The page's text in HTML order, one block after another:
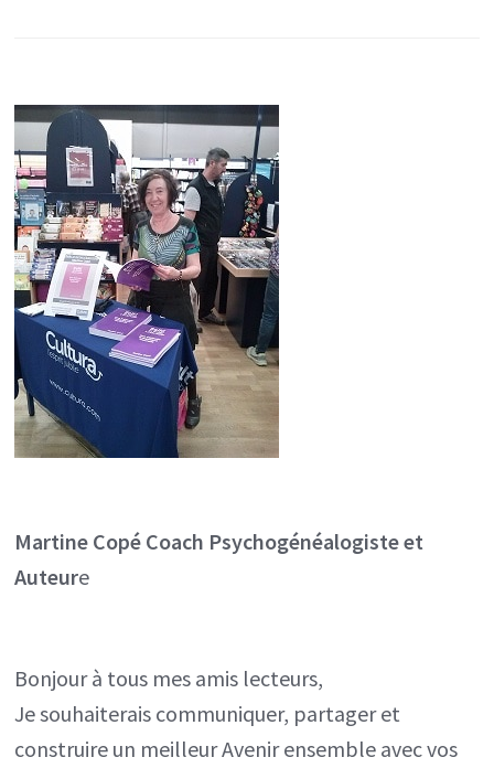
Martine Copé Coach Psychogénéalogiste et
Auteure
Bonjour à tous mes amis lecteurs,
Je souhaiterais communiquer, partager et
construire un meilleur Avenir ensemble avec vos